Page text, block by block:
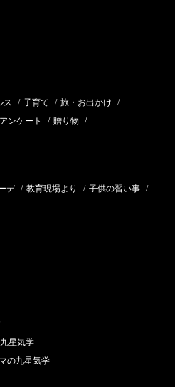
ス / 子育て / 旅・お出かけ /
ンケート / 贈り物 /
デ / 教育現場より / 子供の習い事 /
星気学
の九星気学